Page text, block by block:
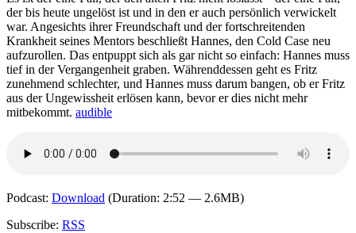
fensterlose
Raum
der bis heute ungelöst ist und in den er auch persönlich verwickelt
war. Angesichts ihrer Freundschaft und der fortschreitenden
Krankheit seines Mentors beschließt Hannes, den Cold Case neu
aufzurollen. Das entpuppt sich als gar nicht so einfach: Hannes muss
tief in der Vergangenheit graben. Währenddessen geht es Fritz
zunehmend schlechter, und Hannes muss darum bangen, ob er Fritz
aus der Ungewissheit erlösen kann, bevor er dies nicht mehr
mitbekommt. audible
Podcast: Download (Duration: 2:52 — 2.6MB)
Subscribe: RSS